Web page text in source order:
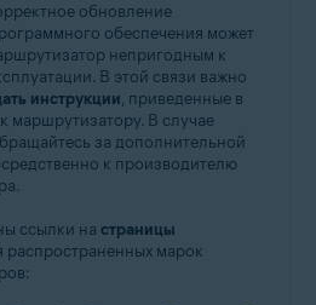
обновление
обеспечения может
непригодным к
В этой связи важно
инструкции, приведенные в
маршрутизатору. В случае
за дополнительной
к производителю
ссылки на страницы
распространенных марок